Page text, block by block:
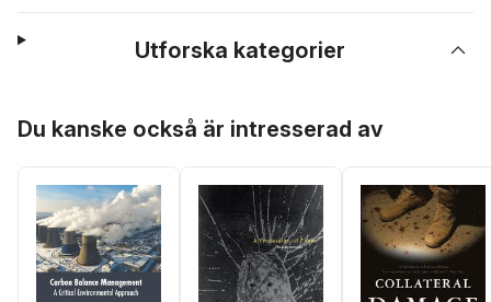
Utforska kategorier
Du kanske också är intresserad av